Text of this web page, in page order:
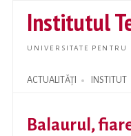
Institutul
UNIVERSITATE
ACTUALITĂȚI INSTITUT
Search form
Balaurul,